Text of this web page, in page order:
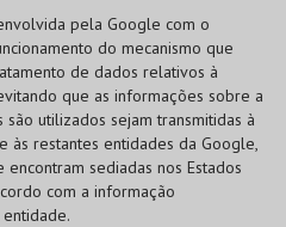
pela Google com o
do mecanismo que
de dados relativos à
que as informações sobre a
utilizados sejam transmitidas à
às restantes entidades da Google,
sediadas nos Estados
com a informação